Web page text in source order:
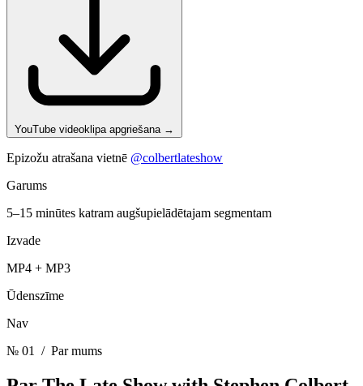
YouTube videoklipa apgriešana →
Epizožu atrašana vietnē @colbertlateshow
Garums
5–15 minūtes katram augšupielādētajam segmentam
Izvade
MP4 + MP3
Ūdenszīme
Nav
№ 01
/ Par mums